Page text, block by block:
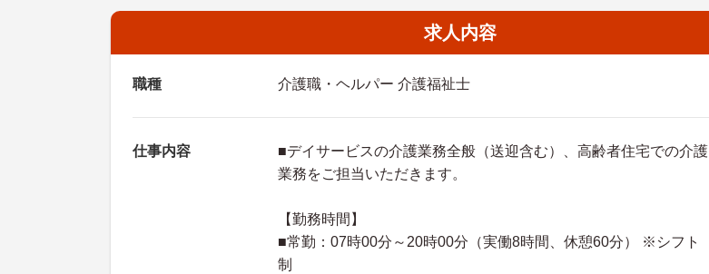
求人内容
職種 介護職・ヘルパー 介護福祉士
仕事内容
■デイサービスの介護業務全般（送迎含む）、高齢者住宅での介護
業務をご担当いただきます。
【勤務時間】
■常勤：07時00分～20時00分（実働8時間、休憩60分） ※シフト
制